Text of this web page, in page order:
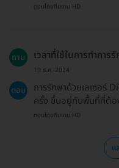
ตอบโดยทีมงาน HD
ถาม เวลาที่ใช้ในการทำการ
19 ธ.ค. 2024
ตอบ
การรักษาด้วยเลเซอร์
ครั้ง ขึ้นอยู่กับพื้นที่ที่ต้อ
ตอบโดยทีมงาน HD
แ